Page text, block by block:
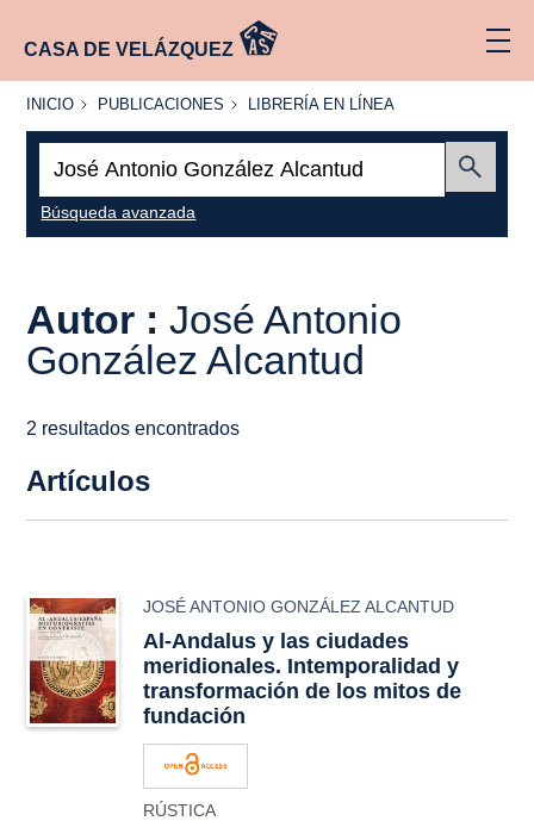
CASA DE VELÁZQUEZ
INICIO
INICIO PUBLICACIONES
PUBLICACIONES
LIBRERÍA
LÍNEA
LIBRERÍA EN LÍNEA
Búsqueda avanzada
Autor :José Antonio
González Alcantud
2 resultados encontrados
Artículos
JOSÉ ANTONIO GONZÁLEZ ALCANTUD
Al-Andalus y las ciudades
meridionales. Intemporalidad y
transformación de los mitos de
fundación
RÚSTICA